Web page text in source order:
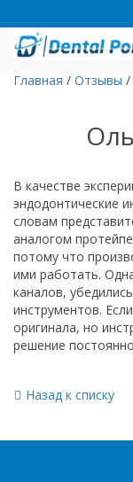
Главная / Отзывы /
В качестве
эндодонтические
словам
аналогом
потому что
ими работать.
каналов,
инструментов.
оригинала, но
решение
Назад к списку